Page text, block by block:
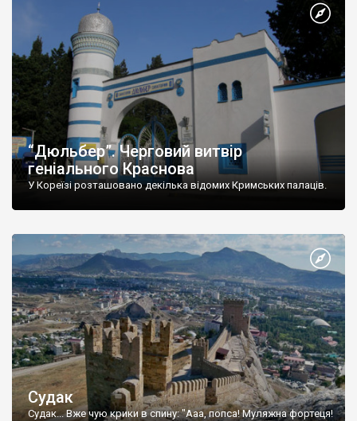
“Дюльбер”. Черговий витвір
геніального Краснова
У Кореїзі розташовано декілька відомих Кримських палаців.
Судак
Судак... Вже чую крики в спину: "Ааа, попса! Муляжна фортеця!